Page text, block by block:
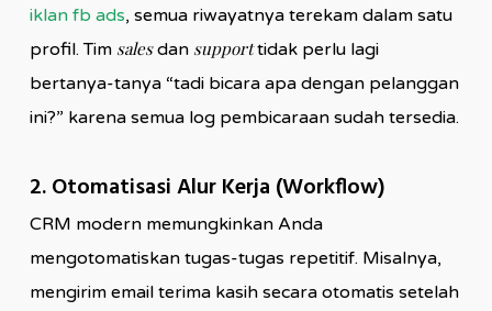
iklan fb ads, semua riwayatnya terekam dalam satu
profil. Tim salesdan supporttidak perlu lagi
bertanya-tanya “tadi bicara apa dengan pelanggan
ini?” karena semua log pembicaraan sudah tersedia.
2. Otomatisasi Alur Kerja (Workflow)
CRM modern memungkinkan Anda
mengotomatiskan tugas-tugas repetitif. Misalnya,
mengirim email terima kasih secara otomatis setelah